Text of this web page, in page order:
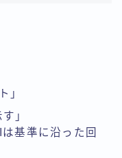
」
」
基準に沿った回